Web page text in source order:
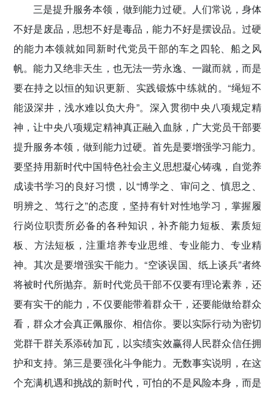
三是提升服务本领，做到能力过硬。 人们常说，身体
不好是废品，思想不好是毒品，能力不好是摆设品。过硬
的能力本领就如同新时代党员干部的车之四轮、船之风
帆。能力又绝非天生，也无法一劳永逸、一蹴而就，而是
要在持之以恒的知识更新、实践锻炼中练就的。“绳短不
能汲深井，浅水难以负大舟”。深入贯彻中央八项规定精
神，让中央八项规定精神真正融入血脉，广大党员干部要
提升服务本领，做到能力过硬。首先是要增强学习能力。
要坚持用新时代中国特色社会主义思想凝心铸魂，自觉养
成读书学习的良好习惯，以“博学之、审问之、慎思之、
明辨之、笃行之”的态度，坚持有针对性地学习，掌握履
行岗位职责所必备的各种知识，补齐能力短板、素质短
板、方法短板，注重培养专业思维、专业能力、专业精
神。其次是要增强实干能力。“空谈误国、纸上谈兵”者终
将被时代所抛弃。新时代党员干部不仅要有理论素养，还
要有实干的能力，不仅要能带着群众干，还要能做给群众
看，群众才会真正佩服你、相信你。要以实际行动为密切
党群干群关系添砖加瓦，以实绩实效赢得人民群众信任拥
护和支持。第三是要强化斗争能力。无数事实说明，在这
个充满机遇和挑战的新时代，可怕的不是风险本身，而是